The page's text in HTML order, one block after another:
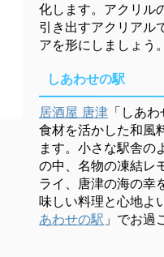
化します。アクリル
引き出すアクリアル
アを形にしましょう。
しあわせの駅
居酒屋 唐津 「しあ
食材を活かした和風
ます。小さな駅舎の
の中、名物の凍結レ
ライ、唐津の海の幸
味しい料理と心地よ
あわせの駅 」でお過